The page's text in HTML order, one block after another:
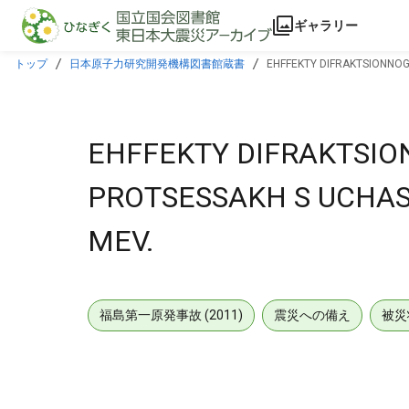
本文に飛ぶ
ギャラリー
トップ 日本原子力研究開発機構図書館蔵書 EHFFEKTY
EHFFEKTY
PROTSESSAKH S
MEV.
福島第一原発事故 (2011) 震災への備え 被災